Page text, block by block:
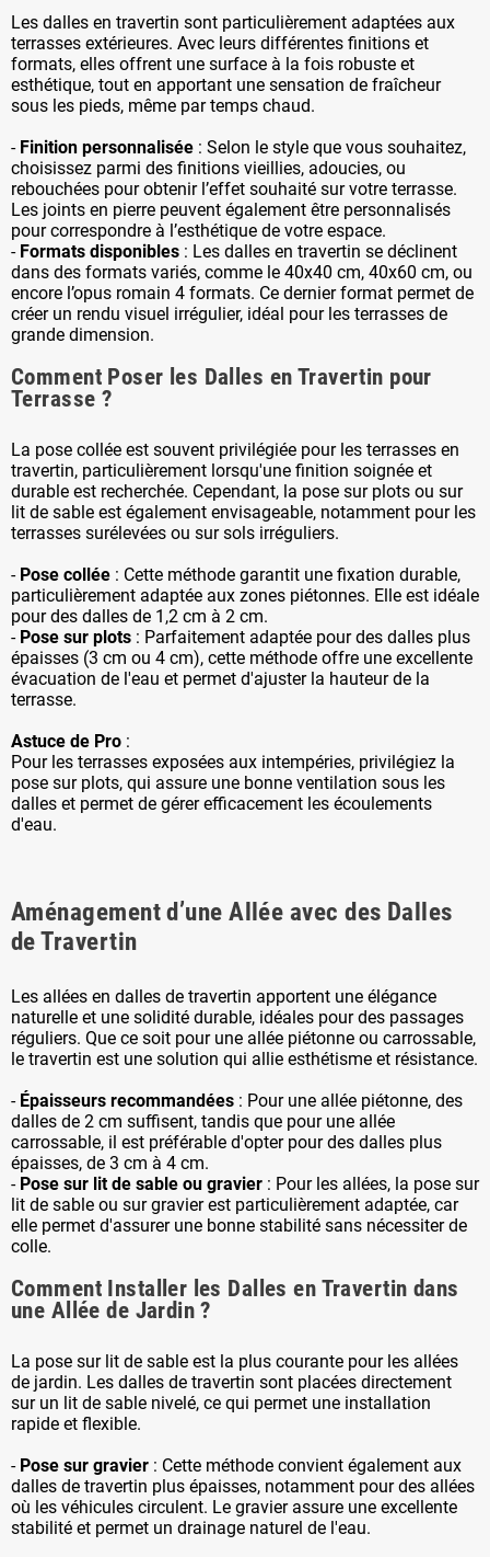
Les dalles en travertin sont particulièrement adaptées aux
terrasses extérieures. Avec leurs différentes finitions et
formats, elles offrent une surface à la fois robuste et
esthétique, tout en apportant une sensation de fraîcheur
sous les pieds, même par temps chaud.
- Finition personnalisée : Selon le style que vous souhaitez,
choisissez parmi des finitions vieillies, adoucies, ou
rebouchées pour obtenir l’effet souhaité sur votre terrasse.
Les joints en pierre peuvent également être personnalisés
pour correspondre à l’esthétique de votre espace.
- Formats disponibles : Les dalles en travertin se déclinent
dans des formats variés, comme le 40x40 cm, 40x60 cm, ou
encore l’opus romain 4 formats. Ce dernier format permet de
créer un rendu visuel irrégulier, idéal pour les terrasses de
grande dimension.
Comment Poser les Dalles en Travertin pour
Terrasse ?
La pose collée est souvent privilégiée pour les terrasses en
travertin, particulièrement lorsqu'une finition soignée et
durable est recherchée. Cependant, la pose sur plots ou sur
lit de sable est également envisageable, notamment pour les
terrasses surélevées ou sur sols irréguliers.
- Pose collée : Cette méthode garantit une fixation durable,
particulièrement adaptée aux zones piétonnes. Elle est idéale
pour des dalles de 1,2 cm à 2 cm.
- Pose sur plots : Parfaitement adaptée pour des dalles plus
épaisses (3 cm ou 4 cm), cette méthode offre une excellente
évacuation de l'eau et permet d'ajuster la hauteur de la
terrasse.
Astuce de Pro :
Pour les terrasses exposées aux intempéries, privilégiez la
pose sur plots, qui assure une bonne ventilation sous les
dalles et permet de gérer efficacement les écoulements
d'eau.
Aménagement d’une Allée avec des Dalles
de Travertin
Les allées en dalles de travertin apportent une élégance
naturelle et une solidité durable, idéales pour des passages
réguliers. Que ce soit pour une allée piétonne ou carrossable,
le travertin est une solution qui allie esthétisme et résistance.
- Épaisseurs recommandées : Pour une allée piétonne, des
dalles de 2 cm suffisent, tandis que pour une allée
carrossable, il est préférable d'opter pour des dalles plus
épaisses, de 3 cm à 4 cm.
- Pose sur lit de sable ou gravier : Pour les allées, la pose sur
lit de sable ou sur gravier est particulièrement adaptée, car
elle permet d'assurer une bonne stabilité sans nécessiter de
colle.
Comment Installer les Dalles en Travertin dans
une Allée de Jardin ?
La pose sur lit de sable est la plus courante pour les allées
de jardin. Les dalles de travertin sont placées directement
sur un lit de sable nivelé, ce qui permet une installation
rapide et flexible.
- Pose sur gravier : Cette méthode convient également aux
dalles de travertin plus épaisses, notamment pour des allées
où les véhicules circulent. Le gravier assure une excellente
stabilité et permet un drainage naturel de l'eau.